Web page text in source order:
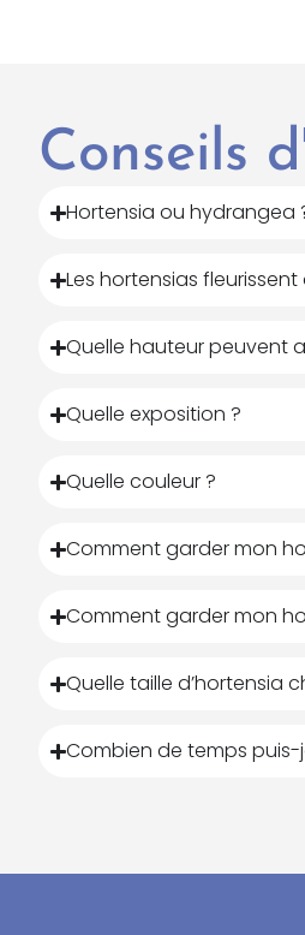
Conseils
Hortensia ou hydrangea
Les hortensias
Quelle hauteur peuvent
Quelle exposition ?
Quelle couleur ?
Comment garder mon
Comment garder mon
Quelle taille d’hortensia
Combien de temps puis-